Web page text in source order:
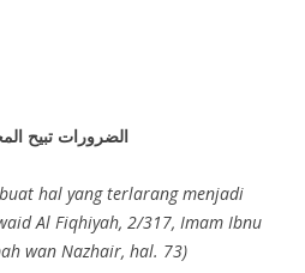
الضرورات تبيح
hal yang terlarang menjadi
Al Fiqhiyah, 2/317, Imam Ibnu
wan Nazhair, hal. 73)